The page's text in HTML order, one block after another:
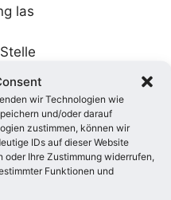
wir Technologien wie
und/oder darauf
zustimmen, können wir
IDs auf dieser Website
Ihre Zustimmung widerrufen,
Funktionen und
las
Tal